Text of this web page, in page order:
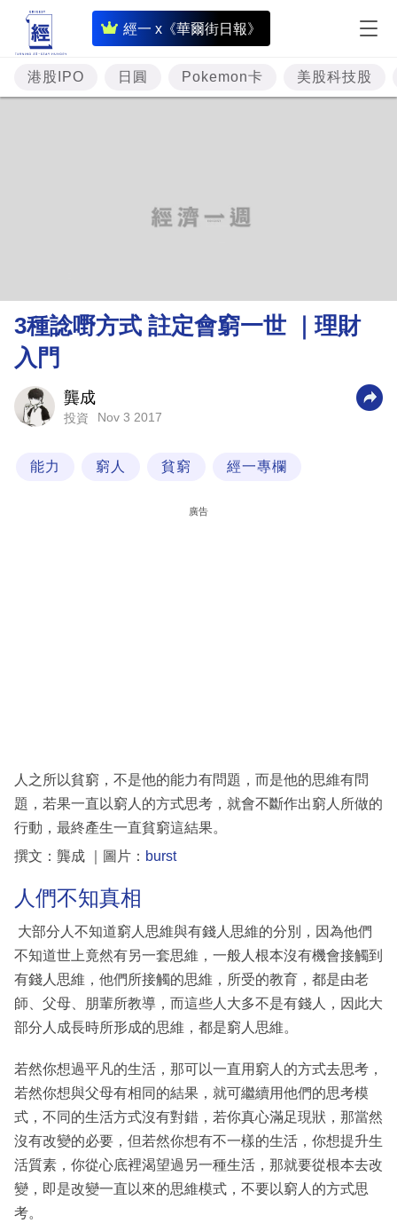
經一 x《華爾街日報》
即
時
財
經
理
財
科
區
港股IPO 日圓 Pokemon卡 美股科技股
3種諗嘢方式 註定會窮一世 ｜理財
入門
龔成
投資 Nov 3 2017
能力 窮人 貧窮 經一專欄
廣告
人之所以貧窮，不是他的能力有問題，而是他的思維有問
題，若果一直以窮人的方式思考，就會不斷作出窮人所做的
行動，最終產生一直貧窮這結果。
撰文：龔成 ｜圖片： burst
人們不知真相
大部分人不知道窮人思維與有錢人思維的分別，因為他們
不知道世上竟然有另一套思維，一般人根本沒有機會接觸到
有錢人思維，他們所接觸的思維，所受的教育，都是由老
師、父母、朋輩所教導，而這些人大多不是有錢人，因此大
部分人成長時所形成的思維，都是窮人思維。
若然你想過平凡的生活，那可以一直用窮人的方式去思考，
若然你想與父母有相同的結果，就可繼續用他們的思考模
式，不同的生活方式沒有對錯，若你真心滿足現狀，那當然
沒有改變的必要，但若然你想有不一樣的生活，你想提升生
活質素，你從心底裡渴望過另一種生活，那就要從根本去改
變，即是改變一直以來的思維模式，不要以窮人的方式思
考。